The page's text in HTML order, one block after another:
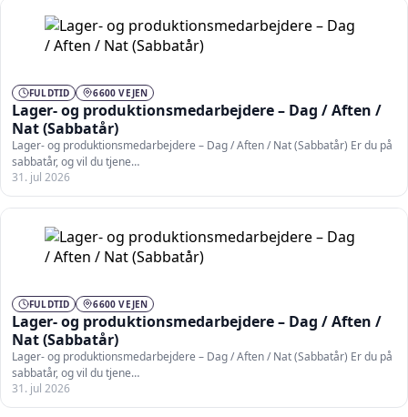
FULDTID 6600 VEJEN
Lager- og produktionsmedarbejdere – Dag / Aften /
Nat (Sabbatår)
Lager- og produktionsmedarbejdere – Dag / Aften / Nat (Sabbatår) Er du på
sabbatår, og vil du tjene…
31. jul 2026
FULDTID 6600 VEJEN
Lager- og produktionsmedarbejdere – Dag / Aften /
Nat (Sabbatår)
Lager- og produktionsmedarbejdere – Dag / Aften / Nat (Sabbatår) Er du på
sabbatår, og vil du tjene…
31. jul 2026